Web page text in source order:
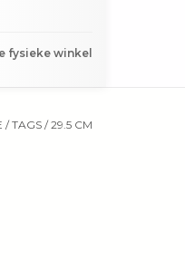
fysieke winkel
/TAGS /29.5 CM